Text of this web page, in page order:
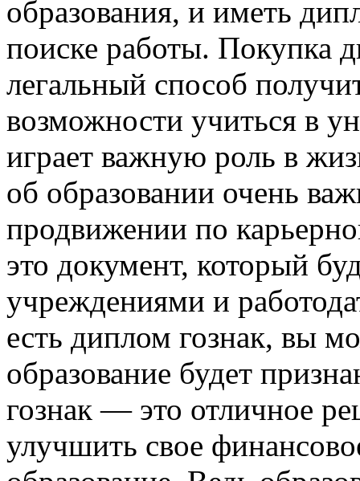
образования, и иметь
поиске работы. Покупка
легальный способ
возможности учиться в
играет важную роль в
об образовании очень
продвижении по
это документ, который
учреждениями и
есть диплом гознак, вы
образование будет
гознак — это отличное
улучшить свое